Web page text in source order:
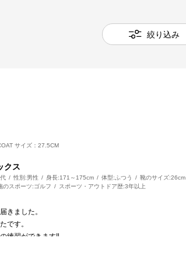
絞り込み
サイズ：27.5CM
クス
性別:男性 身長:171～175cm 体型: ふつう 靴のサイズ:26cm
のスポーツ:ゴルフ スポーツ・アウトドア歴:3年以上
きました。
です。
練習ができます‼️